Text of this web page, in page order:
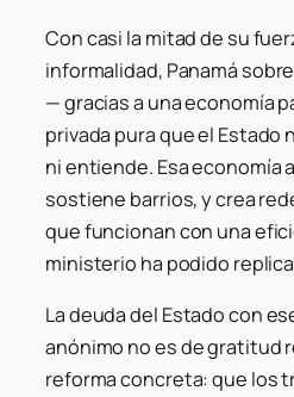
Con casi la mitad de su
informalidad, Panamá
— gracias a una economía
privada pura que el Estado
ni entiende. Esa economía
sostiene barrios, y crea
que funcionan con una
ministerio ha podido
La deuda del Estado con
anónimo no es de gratitud
reforma concreta: que los